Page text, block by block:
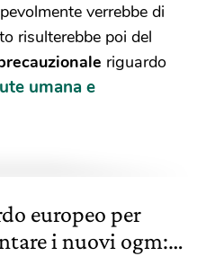
verrebbe di
risulterebbe poi del
riguardo
umana e
europeo per
i nuovi ogm: